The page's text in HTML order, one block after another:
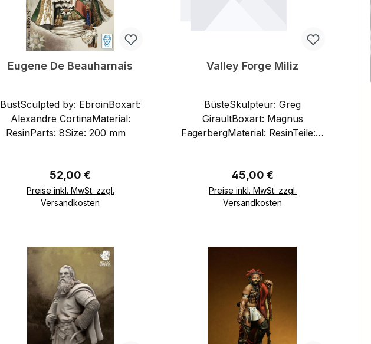
Eugene De Beauharnais
BustSculpted by: EbroinBoxart:
Alexandre CortinaMaterial:
ResinParts: 8Size: 200 mm
Regulärer Preis:
52,00 €
Preise inkl. MwSt. zzgl.
Versandkosten
Valley Forge Miliz
BüsteSkulpteur: Greg
GiraultBoxart: Magnus
FagerbergMaterial: ResinTeile: 8
Regulärer Preis:
45,00 €
Preise inkl. MwSt. zzgl.
Versandkosten